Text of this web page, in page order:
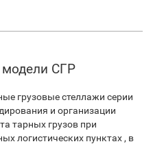
модели СГР
грузовые стеллажи серии
и организации
тарных грузов при
логистических пунктах , в